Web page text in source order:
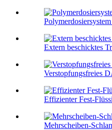
Extern beschicktes
Verstopfungsfreies
Effizienter Fest-
Mehrscheiben-